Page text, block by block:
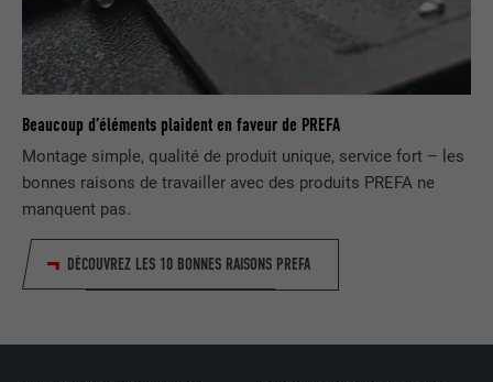
Beaucoup d’éléments plaident en faveur de PREFA
Montage simple, qualité de produit unique, service fort – les
bonnes raisons de travailler avec des produits PREFA ne
manquent pas.
DÉCOUVREZ LES 10 BONNES RAISONS PREFA
NOM lidc
FOURNISSEUR LinkedIn
UTILITÉ
Utilisé par le service de réseau social
services intégrés